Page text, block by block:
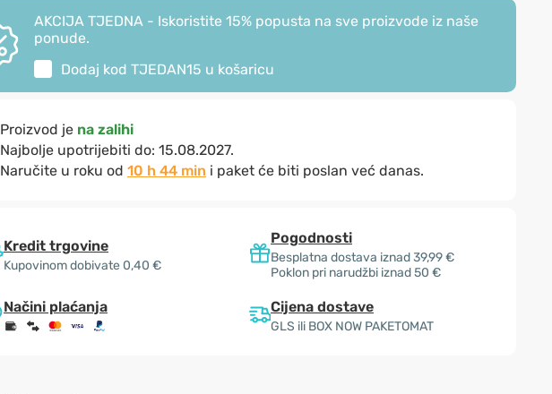
AKCIJA TJEDNA - Iskoristite 15% popusta na sve proizvode iz naše
ponude.
Dodaj kod TJEDAN15 u košaricu
Proizvod je na zalihi
Najbolje upotrijebiti do: 15.08.2027.
Naručite u roku od 10 h 44 min i paket će biti poslan već danas.
Kredit trgovine
Kupovinom dobivate 0,40 €
Pogodnosti
Besplatna dostava iznad 39,99 €
Poklon pri narudžbi iznad 50 €
Načini plaćanja Cijena dostave
GLS ili BOX NOW PAKETOMAT